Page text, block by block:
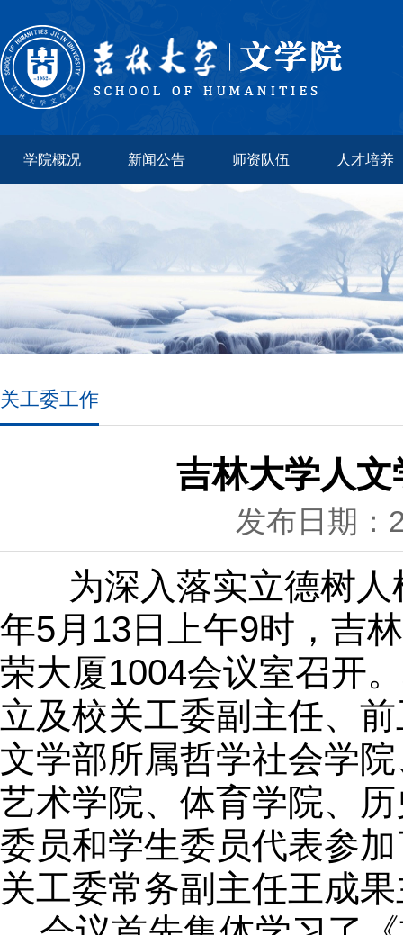
学院概况 新闻公告 师资队伍 人才培养
关工委工作
吉林大学人
发布日期：
为深入落实立德树人
年5月13日上午9时，吉
荣大厦1004会议室召开
立及校关工委副主任、
文学部所属哲学社会学
艺术学院、体育学院、
委员和学生委员代表参
关工委常务副主任王成